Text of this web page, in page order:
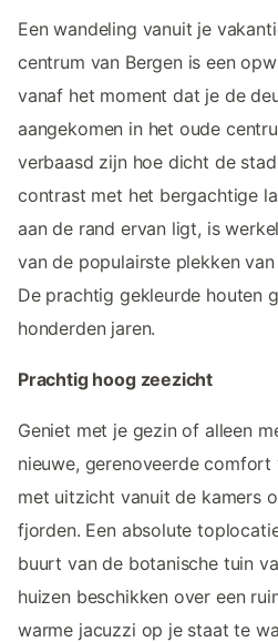
Een wandeling vanuit je
centrum van Bergen is een
vanaf het moment dat je de
aangekomen in het oude
verbaasd zijn hoe dicht de
contrast met het bergachtige
aan de rand ervan ligt, is
van de populairste plekken
De prachtig gekleurde houten
honderden jaren.
Prachtig hoog zeezicht
Geniet met je gezin of alleen
nieuwe, gerenoveerde comfort
met uitzicht vanuit de kamers
fjorden. Een absolute
buurt van de botanische tuin
huizen beschikken over een
warme jacuzzi op je staat te